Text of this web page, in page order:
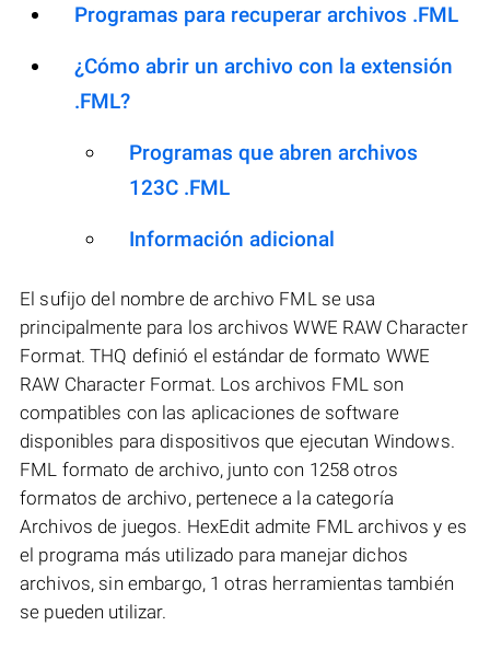
Programas para recuperar archivos .FML
¿Cómo abrir un archivo con la extensión
.FML?
Programas que abren archivos
123C .FML
Información adicional
El sufijo del nombre de archivo FML se usa
principalmente para los archivos WWE RAW Character
Format. THQ definió el estándar de formato WWE
RAW Character Format. Los archivos FML son
compatibles con las aplicaciones de software
disponibles para dispositivos que ejecutan Windows.
FML formato de archivo, junto con 1258 otros
formatos de archivo, pertenece a la categoría
Archivos de juegos. HexEdit admite FML archivos y es
el programa más utilizado para manejar dichos
archivos, sin embargo, 1 otras herramientas también
se pueden utilizar.